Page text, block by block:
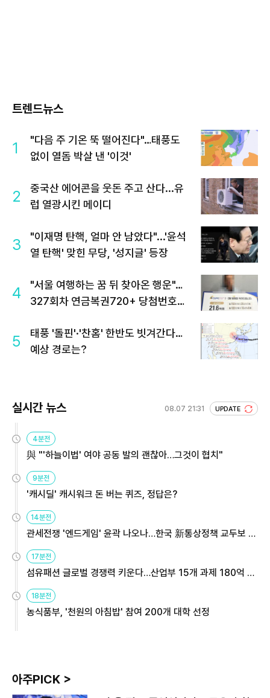
트렌드뉴스
1
"다음 주 기온 뚝 떨어진다"…태풍도
없이 열돔 박살 낸 '이것'
2
중국산 에어콘을 웃돈 주고 산다...유
럽 열광시킨 메이디
3
"이재명 탄핵, 얼마 안 남았다"...'윤석
열 탄핵' 맞힌 무당, '성지글' 등장
4
"서울 여행하는 꿈 뒤 찾아온 행운"…
327회차 연금복권720+ 당첨번호조
5
태풍 '돌핀'·'찬홈' 한반도 빗겨간다…
예상 경로는?
실시간 뉴스 08.07 21:31 UPDATE
4분전
與 "'하늘이법' 여야 공동 발의 괜찮아…그것이 협치"
9분전
'캐시딜' 캐시워크 돈 버는 퀴즈, 정답은?
14분전
관세전쟁 '엔드게임' 윤곽 나오나…한국 新통상정책 교두보 활
용해야
17분전
섬유패션 글로벌 경쟁력 키운다…산업부 15개 과제 180억 지
원
18분전
농식품부, '천원의 아침밥' 참여 200개 대학 선정
아주PICK >